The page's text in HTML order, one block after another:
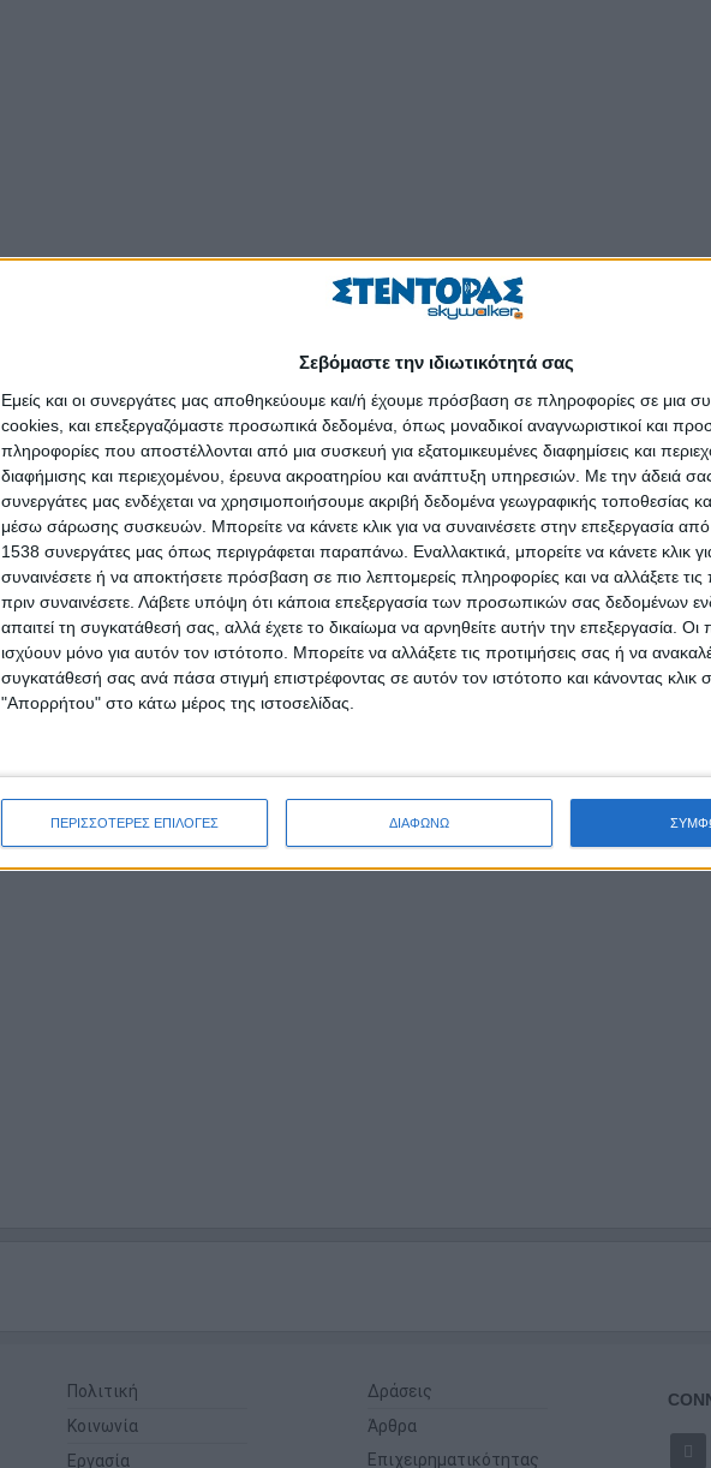
Σεβόμαστε την ιδιωτικότητά σας
Εμείς και οι συνεργάτες μας αποθηκεύουμε και/ή έχουμε πρόσβαση σε πληροφορίες σε μια
cookies, και επεξεργαζόμαστε προσωπικά δεδομένα, όπως μοναδικοί αναγνωριστικοί και
πληροφορίες που αποστέλλονται από μια συσκευή για εξατομικευμένες διαφημίσεις και
διαφήμισης και περιεχομένου, έρευνα ακροατηρίου και ανάπτυξη υπηρεσιών. Με την άδειά
συνεργάτες μας ενδέχεται να χρησιμοποιήσουμε ακριβή δεδομένα γεωγραφικής τοποθεσίας
μέσω σάρωσης συσκευών. Μπορείτε να κάνετε κλικ για να συναινέσετε στην επεξεργασία από
1538 συνεργάτες μας όπως περιγράφεται παραπάνω. Εναλλακτικά, μπορείτε να κάνετε κλικ
συναινέσετε ή να αποκτήσετε πρόσβαση σε πιο λεπτομερείς πληροφορίες και να αλλάξετε τις
πριν συναινέσετε. Λάβετε υπόψη ότι κάποια επεξεργασία των προσωπικών σας δεδομένων
απαιτεί τη συγκατάθεσή σας, αλλά έχετε το δικαίωμα να αρνηθείτε αυτήν την επεξεργασία. Οι
ισχύουν μόνο για αυτόν τον ιστότοπο. Μπορείτε να αλλάξετε τις προτιμήσεις σας ή να
συγκατάθεσή σας ανά πάσα στιγμή επιστρέφοντας σε αυτόν τον ιστότοπο και κάνοντας κλικ
"Απορρήτου" στο κάτω μέρος της ιστοσελίδας.
ΠΕΡΙΣΣΟΤΕΡΕΣ ΕΠΙΛΟΓΕΣ ΔΙΑΦΩΝΩ
Πολιτική
Κοινωνία
Εργασία
Δράσεις
Άρθρα
Επιχειρηματικότητας